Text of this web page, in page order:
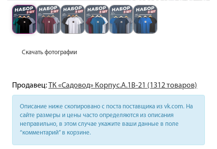
Скачать фотографии
Продавец:ТК «Садовод» Корпус.А.1В-21 (1312 товаров)
Описание ниже скопировано с поста поставщика из vk.com. На
сайте размеры и цены часто определяются из описания
неправильно, в этом случае укажите ваши данные в поле
“комментарий” в корзине.